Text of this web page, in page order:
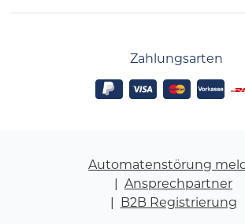
Zahlungsarten
Automatenstörung
Ansprechpartner
B2B Registrierung